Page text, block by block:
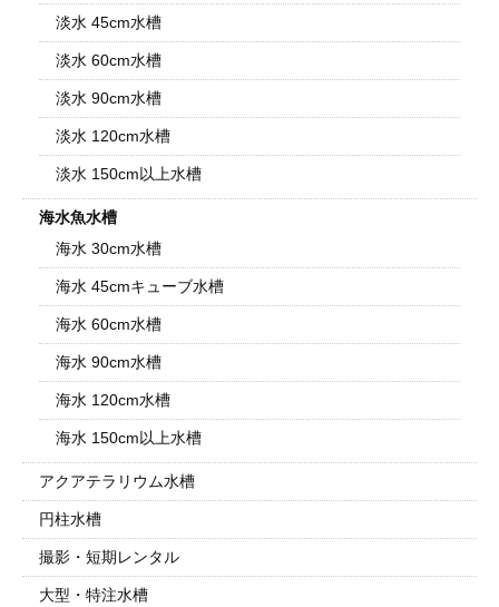
淡水 45cm水槽
淡水 60cm水槽
淡水 90cm水槽
淡水 120cm水槽
淡水 150cm以上水槽
海水魚水槽
海水 30cm水槽
海水 45cmキューブ水槽
海水 60cm水槽
海水 90cm水槽
海水 120cm水槽
海水 150cm以上水槽
アクアテラリウム水槽
円柱水槽
撮影・短期レンタル
大型・特注水槽